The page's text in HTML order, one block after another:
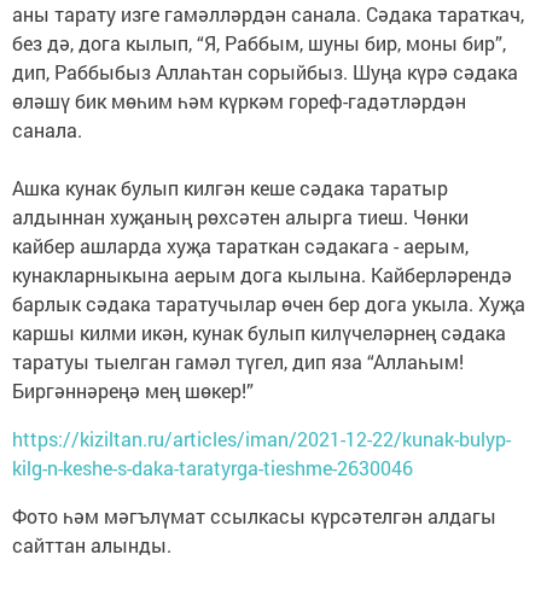
аны тарату изге гамәлләрдән санала. Сәдака тараткач,
без дә, дога кылып, “Я, Раббым, шуны бир, моны бир”,
дип, Раббыбыз Аллаһтан сорыйбыз. Шуңа күрә сәдака
өләшү бик мөһим һәм күркәм гореф-гадәтләрдән
санала.
Ашка кунак булып килгән кеше сәдака таратыр
алдыннан хуҗаның рөхсәтен алырга тиеш. Чөнки
кайбер ашларда хуҗа тараткан сәдакага - аерым,
кунакларныкына аерым дога кылына. Кайберләрендә
барлык сәдака таратучылар өчен бер дога укыла. Хуҗа
каршы килми икән, кунак булып килүчеләрнең сәдака
таратуы тыелган гамәл түгел, дип яза “Аллаһым!
Биргәннәреңә мең шөкер!”
https://kiziltan.ru/articles/iman/2021-12-22/kunak-bulyp-
kilg-n-keshe-s-daka-taratyrga-tieshme-2630046
Фото һәм мәгълүмат ссылкасы күрсәтелгән алдагы
сайттан алынды.